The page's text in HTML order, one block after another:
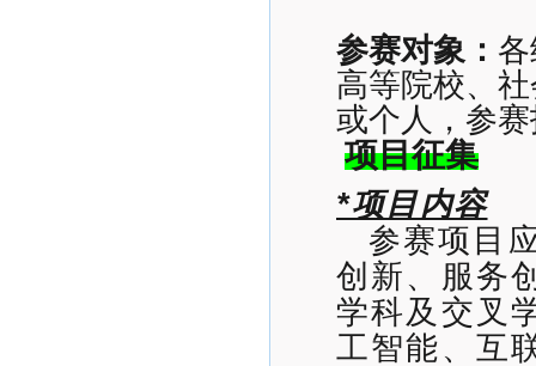
参赛对象：
高等院校、
或个人，参
项目征集
*项目内容
参赛项目
创新、服务
学科及交叉
工智能、互